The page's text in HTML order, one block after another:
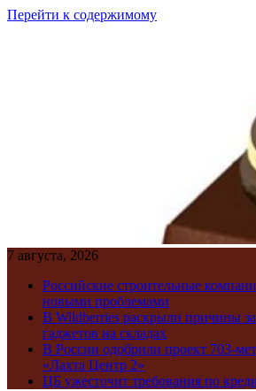
Перейти к содержимому
7 августа, 2026
Российские строительные
новыми проблемами
В Wildberries раскрыли причины
гаджетов на складах
В России одобрили проект 703-
«Лахта Центр 2»
ЦБ ужесточит требования по